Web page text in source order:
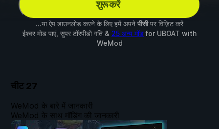
शुरू करें
...या ऐप डाउनलोड करने के लिए हमें अपने पीसीपर विज़िट करें
ईश्वर मोड पाएं, सुपर टॉरपीडो गति & 25 अन्य मॉडfor UBOAT with
WeMod
चीट 27
WeMod के बारे में जानकारी
WeMod के साथ मॉडिंग की जानकारी